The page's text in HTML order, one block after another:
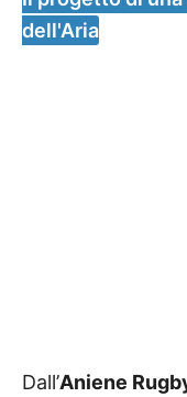
dell'Aria
Dall’Aniene